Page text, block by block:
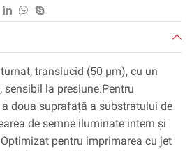
translucid (50 µm), cu un
sensibil la presiune.Pentru
doua suprafață a substratului de
de semne iluminate intern și
pentru imprimarea cu jet